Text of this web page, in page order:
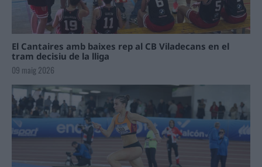
El Cantaires amb baixes rep al CB Viladecans en el
tram decisiu de la lliga
09 maig 2026